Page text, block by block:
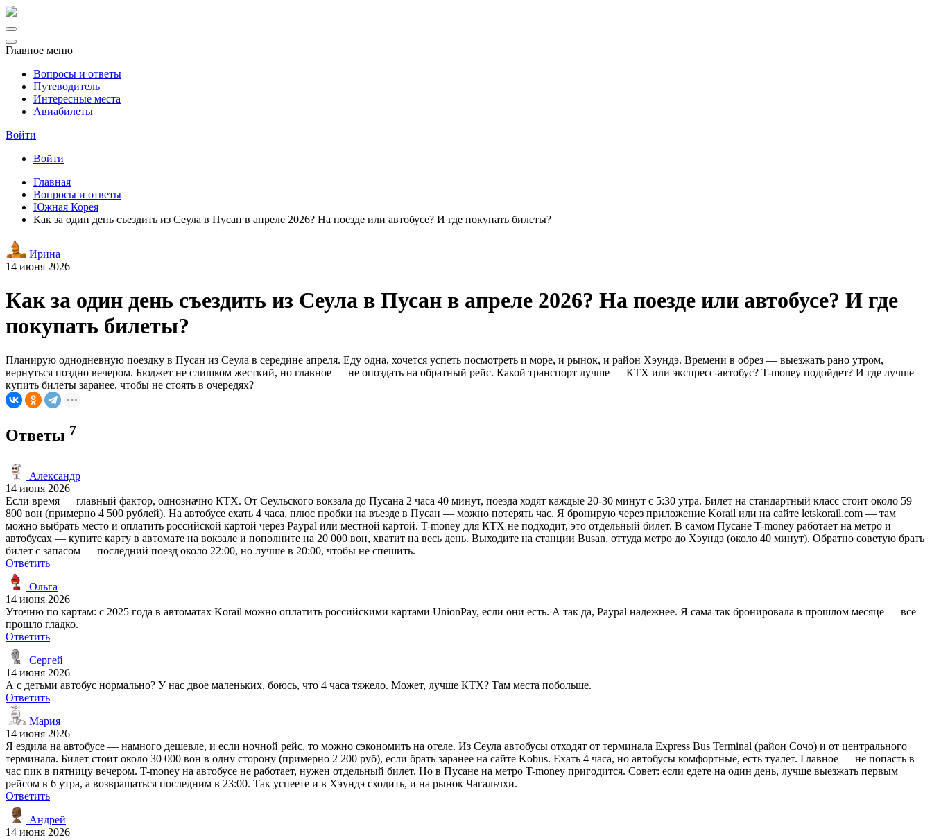
Главное меню
Вопросы и ответы
Путеводитель
Интересные места
Авиабилеты
Войти
Войти
Главная
Вопросы и ответы
Южная Корея
Как за один день съездить из Сеула в Пусан в апреле 2026? На поезде или автобусе? И где покупать билеты?
Ирина
14 июня 2026
Как за один день съездить из Сеула в Пусан в апреле 2026? На поезде или автобусе? И где
покупать билеты?
Планирую однодневную поездку в Пусан из Сеула в середине апреля. Еду одна, хочется успеть посмотреть и море, и рынок, и район Хэундэ. Времени в обрез — выезжать рано утром,
вернуться поздно вечером. Бюджет не слишком жесткий, но главное — не опоздать на обратный рейс. Какой транспорт лучше — КТХ или экспресс-автобус? T-money подойдет? И где лучше
купить билеты заранее, чтобы не стоять в очередях?
Ответы 7
Александр
14 июня 2026
Если время — главный фактор, однозначно КТХ. От Сеульского вокзала до Пусана 2 часа 40 минут, поезда ходят каждые 20-30 минут с 5:30 утра. Билет на стандартный класс стоит около 59
800 вон (примерно 4 500 рублей). На автобусе ехать 4 часа, плюс пробки на въезде в Пусан — можно потерять час. Я бронирую через приложение Korail или на сайте letskorail.com — там
можно выбрать место и оплатить российской картой через Paypal или местной картой. T-money для КТХ не подходит, это отдельный билет. В самом Пусане T-money работает на метро и
автобусах — купите карту в автомате на вокзале и пополните на 20 000 вон, хватит на весь день. Выходите на станции Busan, оттуда метро до Хэундэ (около 40 минут). Обратно советую брать
билет с запасом — последний поезд около 22:00, но лучше в 20:00, чтобы не спешить.
Ответить
Ольга
14 июня 2026
Уточню по картам: с 2025 года в автоматах Korail можно оплатить российскими картами UnionPay, если они есть. А так да, Paypal надежнее. Я сама так бронировала в прошлом месяце — всё
прошло гладко.
Ответить
Сергей
14 июня 2026
А с детьми автобус нормально? У нас двое маленьких, боюсь, что 4 часа тяжело. Может, лучше КТХ? Там места побольше.
Ответить
Мария
14 июня 2026
Я ездила на автобусе — намного дешевле, и если ночной рейс, то можно сэкономить на отеле. Из Сеула автобусы отходят от терминала Express Bus Terminal (район Сочо) и от центрального
терминала. Билет стоит около 30 000 вон в одну сторону (примерно 2 200 руб), если брать заранее на сайте Kobus. Ехать 4 часа, но автобусы комфортные, есть туалет. Главное — не попасть в
час пик в пятницу вечером. T-money на автобусе не работает, нужен отдельный билет. Но в Пусане на метро T-money пригодится. Совет: если едете на один день, лучше выезжать первым
рейсом в 6 утра, а возвращаться последним в 23:00. Так успеете и в Хэундэ сходить, и на рынок Чагальчхи.
Ответить
Андрей
14 июня 2026